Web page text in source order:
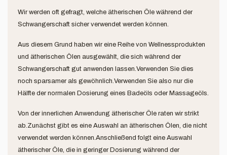
Wir werden oft gefragt, welche ätherischen Öle während der
Schwangerschaft sicher verwendet werden können.
Aus diesem Grund haben wir eine Reihe von Wellnessprodukten
und ätherischen Ölen ausgewählt, die sich während der
Schwangerschaft gut anwenden lassen.Verwenden Sie dies
noch sparsamer als gewöhnlich.Verwenden Sie also nur die
Hälfte der normalen Dosierung eines Badeöls oder Massageöls.
Von der innerlichen Anwendung ätherischer Öle raten wir strikt
ab.Zunächst gibt es eine Auswahl an ätherischen Ölen, die nicht
verwendet werden können.Anschließend folgt eine Auswahl
ätherischer Öle, die in geringer Dosierung während der